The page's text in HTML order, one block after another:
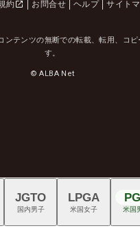
約
お問合せ ヘルプ サイト
ンテンツの無断での転載、転用、コピ
す。
© ALBA Net
JGTO
国内男子
LPGA
米国女子 米国